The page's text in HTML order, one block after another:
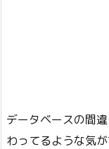
データベースの間
わってるような気